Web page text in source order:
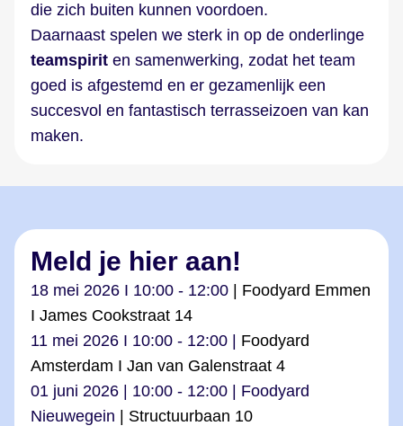
die zich buiten kunnen voordoen.
Daarnaast spelen we sterk in op de onderlinge
teamspirit en samenwerking, zodat het team
goed is afgestemd en er gezamenlijk een
succesvol en fantastisch terrasseizoen van kan
maken.
Meld je hier aan!
18 mei 2026 I 10:00 - 12:00 | Foodyard Emmen
I James Cookstraat 14
11 mei 2026 I 10:00 - 12:00 | Foodyard
Amsterdam I Jan van Galenstraat 4
01 juni 2026 | 10:00 - 12:00 | Foodyard
Nieuwegein | Structuurbaan 10